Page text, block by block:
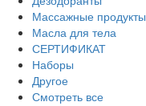
Массажные продукты
Масла для тела
СЕРТИФИКАТ
Наборы
Другое
Смотреть все